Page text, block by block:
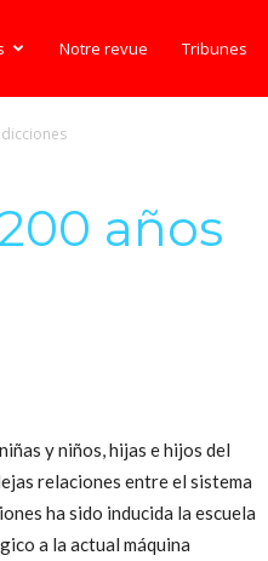
Notre revue Tribunes
años
y niños, hijas e hijos del
relaciones entre el sistema
ha sido inducida la escuela
a la actual máquina